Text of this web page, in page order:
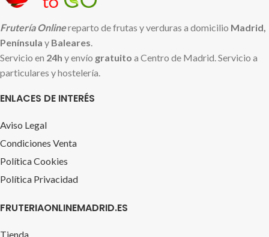
Frutería Onlinereparto de frutas y verduras a domicilio Madrid,
Península y Baleares.
Servicio en 24h y envío gratuito a Centro de Madrid. Servicio a
particulares y hostelería.
ENLACES DE INTERÉS
Aviso Legal
Condiciones Venta
Política Cookies
Política Privacidad
FRUTERIAONLINEMADRID.ES
Tienda